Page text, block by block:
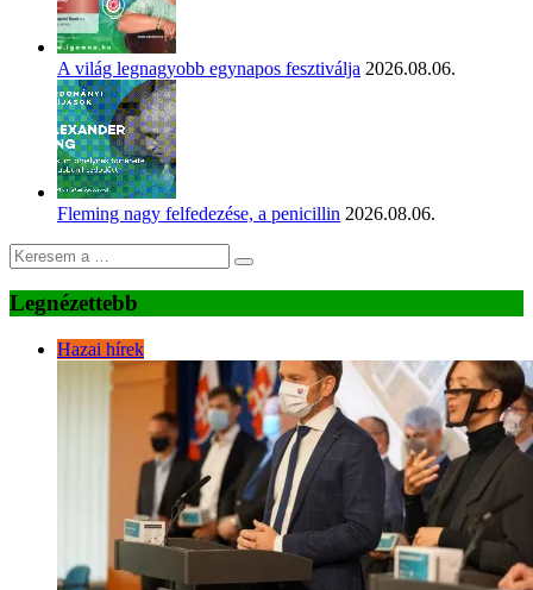
A világ legnagyobb egynapos fesztiválja 2026.08.06.
Fleming nagy felfedezése, a penicillin 2026.08.06.
Legnézettebb
Hazai hírek